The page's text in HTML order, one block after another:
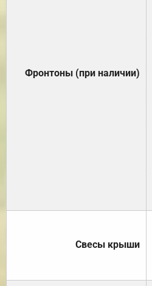
Фронтоны (при наличии)
Свесы крыши